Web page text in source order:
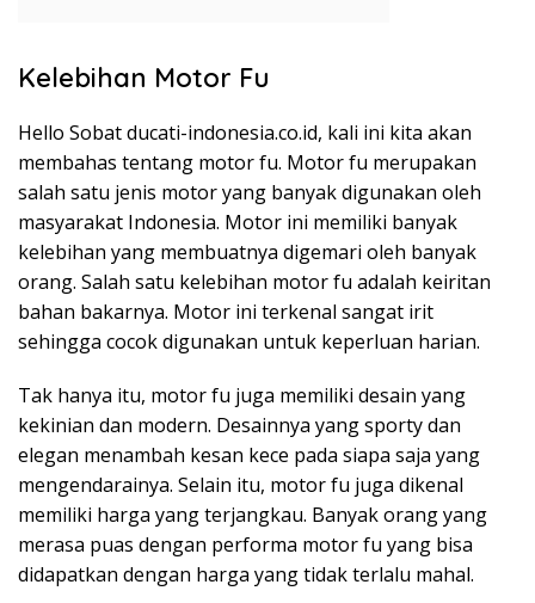
Kelebihan Motor Fu
Hello Sobat ducati-indonesia.co.id, kali ini kita akan
membahas tentang motor fu. Motor fu merupakan
salah satu jenis motor yang banyak digunakan oleh
masyarakat Indonesia. Motor ini memiliki banyak
kelebihan yang membuatnya digemari oleh banyak
orang. Salah satu kelebihan motor fu adalah keiritan
bahan bakarnya. Motor ini terkenal sangat irit
sehingga cocok digunakan untuk keperluan harian.
Tak hanya itu, motor fu juga memiliki desain yang
kekinian dan modern. Desainnya yang sporty dan
elegan menambah kesan kece pada siapa saja yang
mengendarainya. Selain itu, motor fu juga dikenal
memiliki harga yang terjangkau. Banyak orang yang
merasa puas dengan performa motor fu yang bisa
didapatkan dengan harga yang tidak terlalu mahal.